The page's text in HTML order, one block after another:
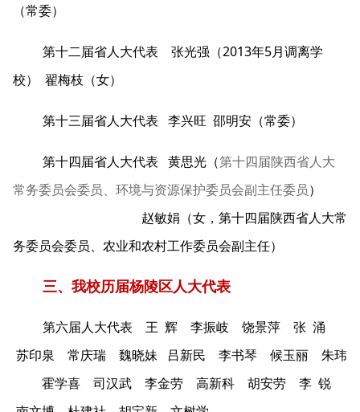
（常委）
第十二届省人大代表 张光强（2013年5月调离学
校） 翟梅枝（女）
第十三届省人大代表 李兴旺 邵明安（常委）
第十四届省人大代表 黄思光（第十四届陕西省人大
常务委员会委员、环境与资源保护委员会副主任委员 ）
赵敏娟（女，第十四届陕西省人大常
务委员会委员、 农业和农村工作委员会副主任）
三、我校历届杨陵区人大代表
第六届人大代表 王 辉 李振岐 饶景萍 张 涌
苏印泉 常庆瑞 魏晓妹 吕新民 李书琴 候玉丽 朱玮
霍学喜 司汉武 李金劳 高新科 胡安劳 李 锐